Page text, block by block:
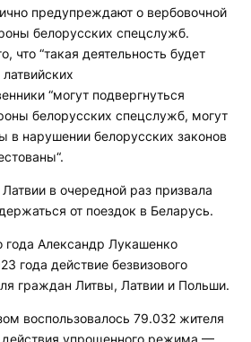
предупреждают о вербовочной
белорусских спецслужб.
что “такая деятельность будет
“могут подвергнуться
белорусских спецслужб, могут
в нарушении белорусских законов
в очередной раз призвала
от поездок в Беларусь.
года Александр Лукашенко
года действие безвизового
граждан Литвы, Латвии и Польши.
воспользовалось 79.032 жителя
действия упрощенного режима —